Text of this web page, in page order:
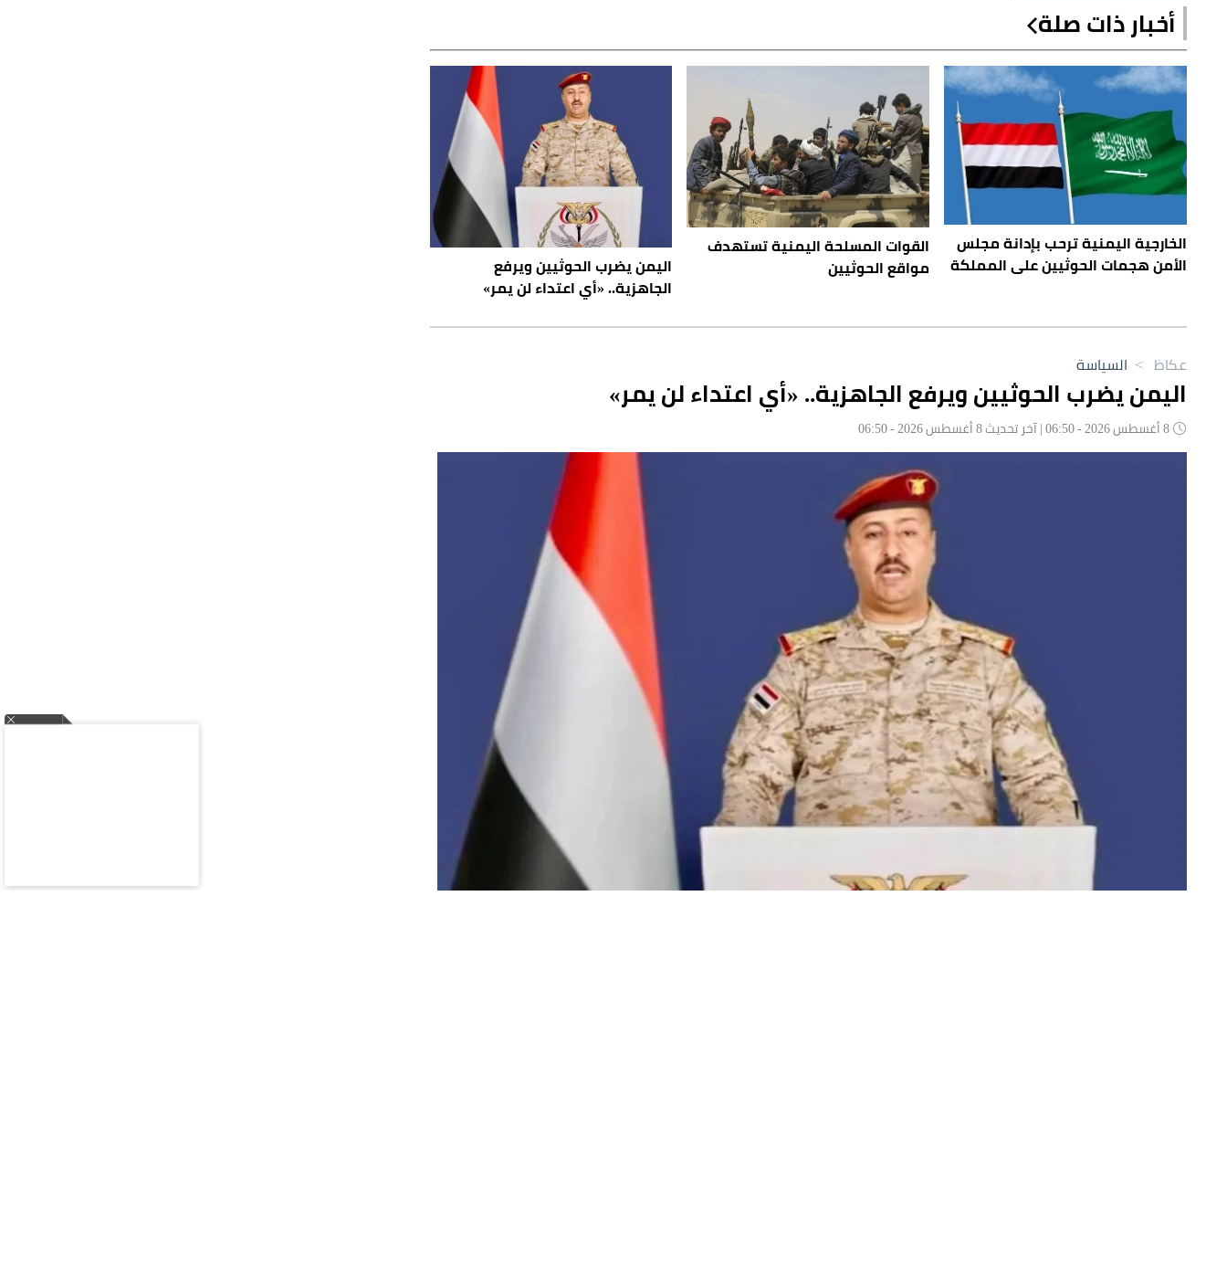
أخبار ذات صلة
الخارجية اليمنية ترحب بإدانة مجلس
الأمن هجمات الحوثيين على المملكة
القوات المسلحة اليمنية تستهدف
مواقع الحوثيين
اليمن يضرب الحوثيين ويرفع
الجاهزية.. «أي اعتداء لن يمر»
عكاظ > السياسة
اليمن يضرب الحوثيين ويرفع الجاهزية.. «أي اعتداء لن يمر»